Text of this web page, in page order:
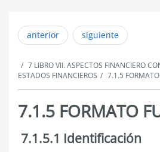
anterior siguiente
7 LIBRO VII. ASPECTOS FINANCIERO
ESTADOS FINANCIEROS
7.1.5 FORMATO
7.1.5 FORMATO
7.1.5
FORMATO
7.1.5.1 Identificación